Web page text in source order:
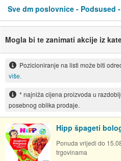
Sve dm poslovnice - Podsused
Mogla bi te zanimati akcije iz
Pozicioniranje na listi može biti
više.
* najniža cijena proizvoda u
posebnog oblika prodaje.
Hipp špageti
Ponuda vrijedi do
trgovinama